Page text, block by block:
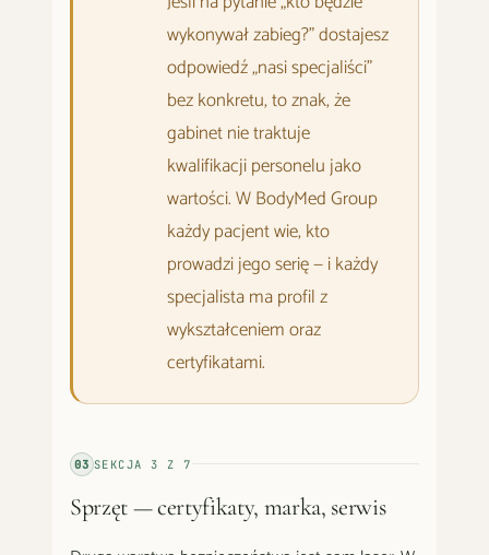
wykonywał zabieg?" dostajesz
odpowiedź „nasi specjaliści"
bez konkretu, to znak, że
gabinet nie traktuje
kwalifikacji personelu jako
wartości. W BodyMed Group
każdy pacjent wie, kto
prowadzi jego serię — i każdy
specjalista ma profil z
wykształceniem oraz
certyfikatami.
03 SEKCJA3 Z7
Sprzęt — certyfikaty, marka, serwis